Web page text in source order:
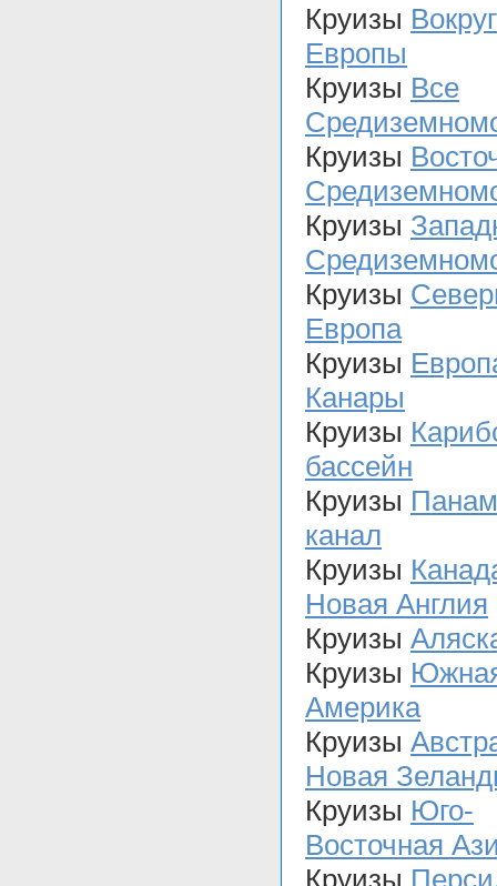
Круизы Вокруг
Европы
Круизы Все
Круизы
Круизы
Круизы
Европа
Круизы
Канары
Круизы
бассейн
Круизы
канал
Круизы
Новая Англия
Круизы
Круизы
Америка
Круизы
Новая
Круизы Юго-
Восточная
Круизы